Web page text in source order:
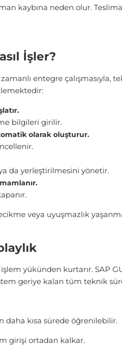
kaybına neden olur.
İşler?
entegre çalışmasıyla,
bilgileri girilir.
olarak oluşturur.
da yerleştirilmesini yönetir.
veya uyuşmazlık
yükünden kurtarır. SAP
geriye kalan tüm teknik
daha kısa sürede öğrenilebilir.
girişi ortadan kalkar.